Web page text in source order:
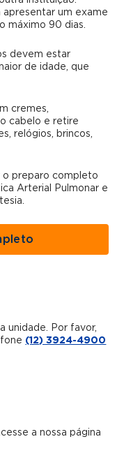
apresentar um exame
máximo 90 dias.
devem estar
de idade, que
cremes,
cabelo e retire
relógios, brincos,
o preparo completo
Arterial Pulmonar e
unidade. Por favor,
(12) 3924-4900
a nossa página